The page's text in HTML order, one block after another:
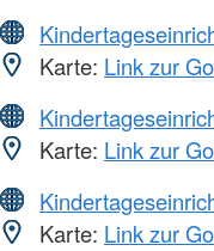
Karte: Link zur
Karte: Link zur
Karte: Link zur